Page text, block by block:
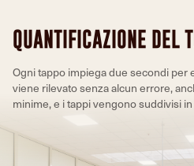
QUANTIFICAZIONE DEL
Ogni tappo impiega due secondi per
viene rilevato senza alcun errore,
minime, e i tappi vengono suddivisi